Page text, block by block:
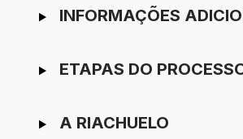
INFORMAÇÕES
ETAPAS DO
A RIACHUELO